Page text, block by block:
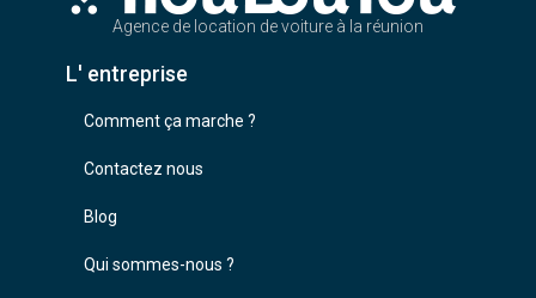
Agence de location de voiture à la réunion
L' entreprise
Comment ça marche ?
Contactez nous
Blog
Qui sommes-nous ?